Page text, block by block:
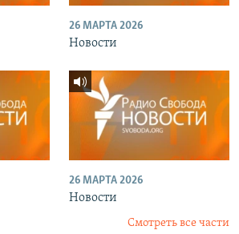
26 МАРТА 2026
Новости
26 МАРТА 2026
Новости
Смотреть все части